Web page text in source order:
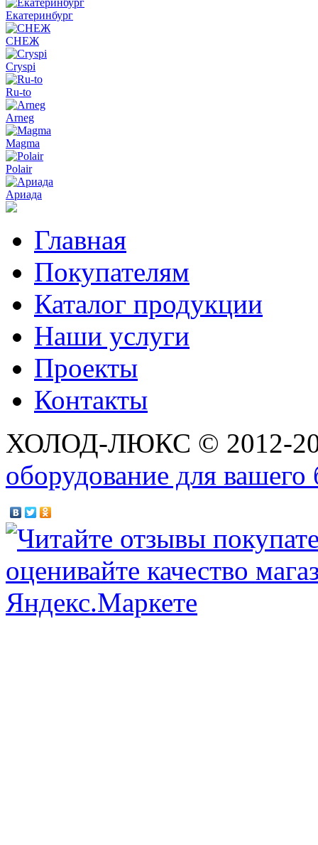
Екатеринбург
СНЕЖ
Cryspi
Ru-to
Arneg
Magma
Polair
Ариада
Главная
Покупателям
Каталог продукции
Наши услуги
Проекты
Контакты
ХОЛОД-ЛЮКС © 2012-
оборудование для вашего